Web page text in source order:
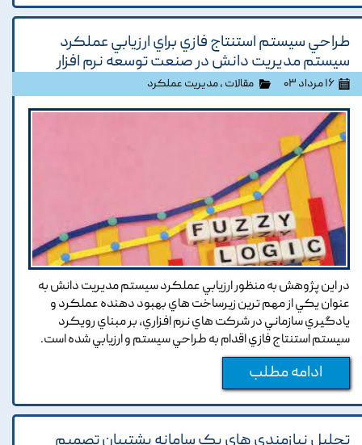
طراحي سيستم استنتاج فازي براي ارزيابي عملکرد
سيستم مديريت دانش در صنعت توسعه نرم افزار
۱۶ مرداد ۰۳ مقالات ،مدیریت عملکرد
در اين پژوهش به منظور ارزيابي عملکرد سيستم مديريت دانش به
عنوان يکي از مهم ترين زيرساخت هاي بهبود دهنده عملکرد و
يادگيري سازماني در شرکت هاي نرم افزاري, بر مبناي رويکرد
سيستم استنتاج فازي اقدام به طراحي سيستم و ارزيابي شده است.
ادامه مطلب